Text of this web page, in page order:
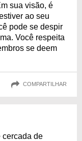
sua visão, é
ao seu
pode se despir
Você respeita
se deem
COMPARTILHAR
cercada de